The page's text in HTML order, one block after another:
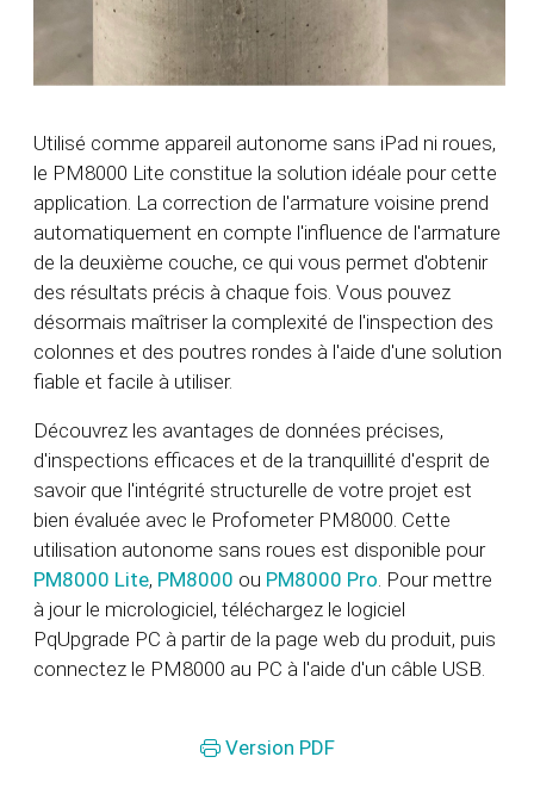
Utilisé comme appareil autonome sans iPad ni roues,
le PM8000 Lite constitue la solution idéale pour cette
application. La correction de l'armature voisine prend
automatiquement en compte l'influence de l'armature
de la deuxième couche, ce qui vous permet d'obtenir
des résultats précis à chaque fois. Vous pouvez
désormais maîtriser la complexité de l'inspection des
colonnes et des poutres rondes à l'aide d'une solution
fiable et facile à utiliser.
Découvrez les avantages de données précises,
d'inspections efficaces et de la tranquillité d'esprit de
savoir que l'intégrité structurelle de votre projet est
bien évaluée avec le Profometer PM8000. Cette
utilisation autonome sans roues est disponible pour
PM8000 Lite, PM8000 ou PM8000 Pro. Pour mettre
à jour le micrologiciel, téléchargez le logiciel
PqUpgrade PC à partir de la page web du produit, puis
connectez le PM8000 au PC à l'aide d'un câble USB.
Version PDF